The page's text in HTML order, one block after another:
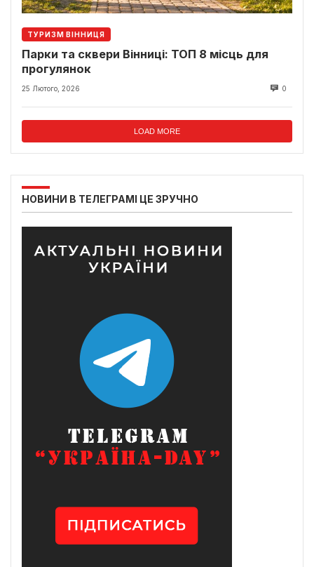
ТУРИЗМ ВІННИЦЯ
Парки та сквери Вінниці: ТОП 8 місць для
прогулянок
25 Лютого, 2026 0
LOAD MORE
НОВИНИ В ТЕЛЕГРАМІ ЦЕ ЗРУЧНО